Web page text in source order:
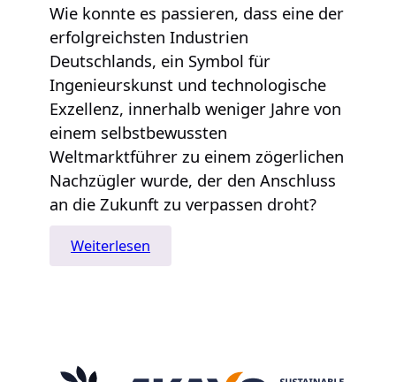
Wie konnte es passieren, dass eine der
erfolgreichsten Industrien
Deutschlands, ein Symbol für
Ingenieurskunst und technologische
Exzellenz, innerhalb weniger Jahre von
einem selbstbewussten
Weltmarktführer zu einem zögerlichen
Nachzügler wurde, der den Anschluss
an die Zukunft zu verpassen droht?
Weiterlesen
Die